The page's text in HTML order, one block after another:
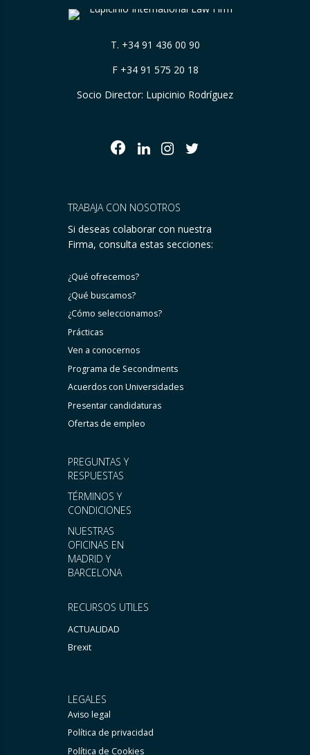
T. +34 91 436 00 90
F +34 91 575 20 18
Socio Director: Lupicinio Rodríguez
RECURSOS UTILES
ACTUALIDAD
Brexit
PREGUNTAS Y
RESPUESTAS
TÉRMINOS Y
CONDICIONES
NUESTRAS
OFICINAS EN
MADRID Y
BARCELONA
TRABAJA CON NOSOTROS
Si deseas colaborar con nuestra
Firma, consulta estas secciones:
¿Qué ofrecemos?
¿Qué buscamos?
¿Cómo seleccionamos?
Prácticas
Ven a conocernos
Programa de Secondments
Acuerdos con Universidades
Presentar candidaturas
Ofertas de empleo
LEGALES
Aviso legal
Política de privacidad
Política de Cookies